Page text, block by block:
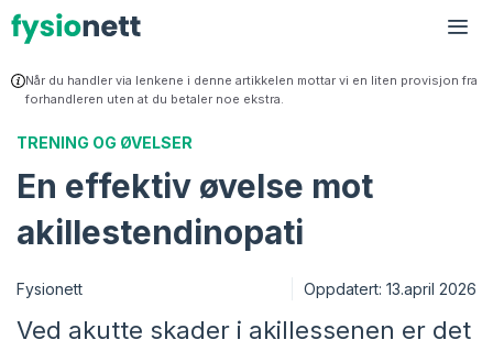
Hopp
til
innhold
Når du handler via lenkene i denne artikkelen mottar vi en liten provisjon fra
forhandleren uten at du betaler noe ekstra.
TRENING OG ØVELSER
En effektiv øvelse mot
akillestendinopati
Fysionett Oppdatert: 13.april 2026
Ved akutte skader i akillessenen er det